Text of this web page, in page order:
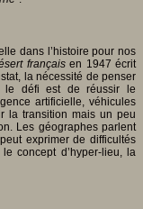
dans l’histoire pour nos
françaisen 1947 écrit
la nécessité de penser
le défi est de réussir le
artificielle, véhicules
la transition mais un peu
Les géographes parlent
exprimer de difficultés
concept d’hyper-lieu, la